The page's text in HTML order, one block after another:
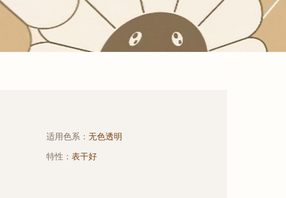
适用色系： 无色透明
特性： 表干好